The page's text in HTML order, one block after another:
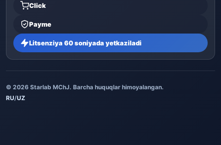
Click
Payme
Litsenziya 60 soniyada yetkaziladi
© 2026 Starlab MChJ. Barcha huquqlar himoyalangan.
RU/UZ